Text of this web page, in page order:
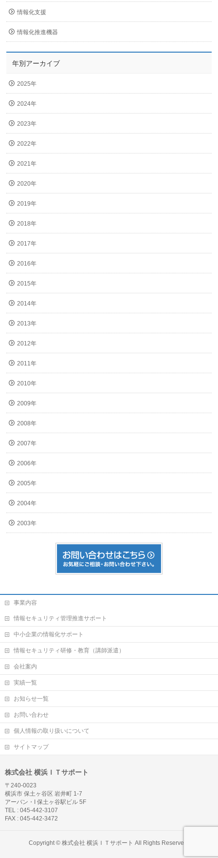
情報化支援
情報化推進機器
年別アーカイブ
2025年
2024年
2023年
2022年
2021年
2020年
2019年
2018年
2017年
2016年
2015年
2014年
2013年
2012年
2011年
2010年
2009年
2008年
2007年
2006年
2005年
2004年
2003年
事業内容
情報セキュリティ管理推進サポート
中小企業の情報化サポート
情報セキュリティ研修・教育（講師派遣）
会社案内
実績一覧
お知らせ一覧
お問い合わせ
個人情報の取り扱いについて
サイトマップ
株式会社 横浜ＩＴサポート
〒240-0023
横浜市 保土ヶ谷区 岩井町 1-7
アーバン・I 保土ヶ谷駅ビル 5F
TEL : 045-442-3107
FAX : 045-442-3472
Copyright ©株式会社 横浜ＩＴサポート All Rights Reserved.